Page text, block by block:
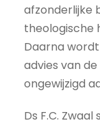
afzonderlijke
theologische
Daarna
advies van
ongewijzigd
Ds F.C.